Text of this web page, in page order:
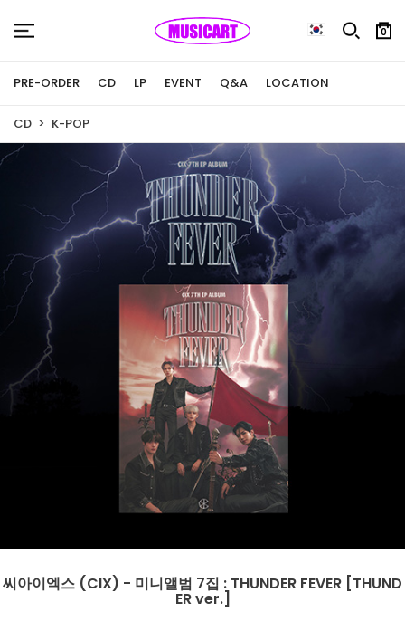
0
PRE-ORDER CD LP EVENT Q&A LOCATION
CD K-POP
씨아이엑스 (CIX) - 미니앨범 7집 : THUNDER FEVER [THUND
ER ver.]